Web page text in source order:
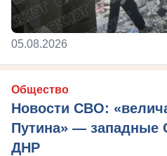
05.08.2026
Общество
Новости СВО:
Путина» — западные
ДНР